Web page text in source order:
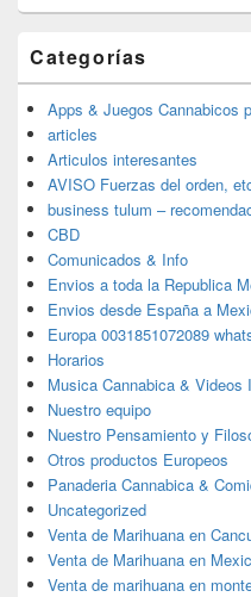
Categorías
Apps & Juegos Cannabicos
articles
Articulos interesantes
AVISO Fuerzas del orden,
business tulum –
CBD
Comunicados & Info
Envios a toda la Republica
Envios desde España a
Europa 0031851072089
Horarios
Musica Cannabica & Videos
Nuestro equipo
Nuestro Pensamiento y
Otros productos Europeos
Panaderia Cannabica &
Uncategorized
Venta de Marihuana en
Venta de Marihuana en
Venta de marihuana en